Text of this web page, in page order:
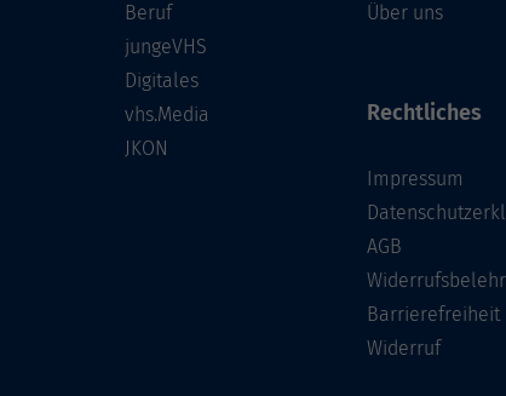
Beruf
jungeVHS
Digitales
vhs.Media
JKON
Über uns
Rechtliches
Impressum
AGB
Barrierefreiheit
Widerruf